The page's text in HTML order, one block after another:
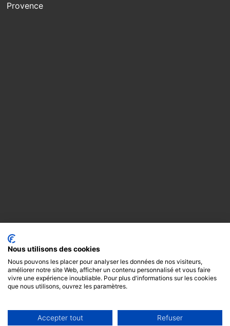
Provence
Copyright Mentions
Nous utilisons des cookies
Nous pouvons les placer pour analyser les données de nos visiteurs,
améliorer notre site Web, afficher un contenu personnalisé et vous faire
vivre une expérience inoubliable. Pour plus d'informations sur les cookies
que nous utilisons, ouvrez les paramètres.
Accepter tout Refuser